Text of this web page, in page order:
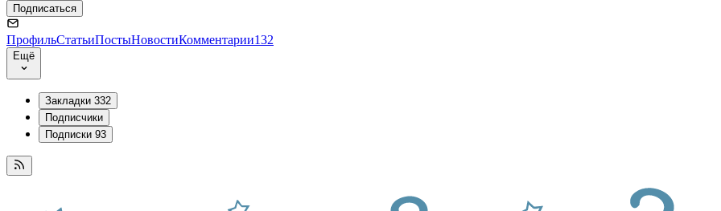
Подписаться
ПрофильСтатьиПостыНовостиКомментарии132
Ещё
Закладки 332
Подписчики
Подписки 93